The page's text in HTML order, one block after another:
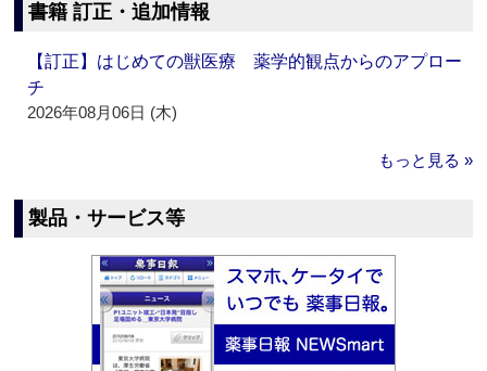
書籍 訂正・追加情報
【訂正】はじめての獣医療 薬学的観点からのアプロー
チ
2026年08月06日 (木)
もっと見る »
製品・サービス等